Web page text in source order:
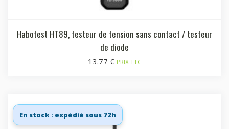
Habotest HT89, testeur de tension sans contact / testeur
de diode
13.77 € PRIX TTC
En stock : expédié sous 72h